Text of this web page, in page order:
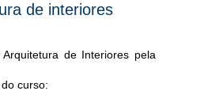
de interiores
de Interiores pela
curso:
de